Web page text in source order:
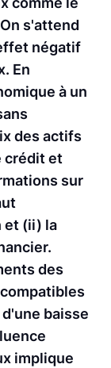
s'attend
négatif
En
à un
des actifs
crédit et
sur
et (ii) la
des
baisse
implique